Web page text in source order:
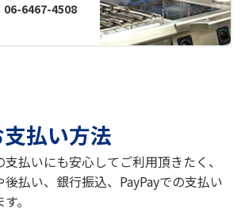
06-6467-4508
払い方法
払いにも安心してご利用頂きたく、
払い、銀行振込、PayPayでの支払い
。